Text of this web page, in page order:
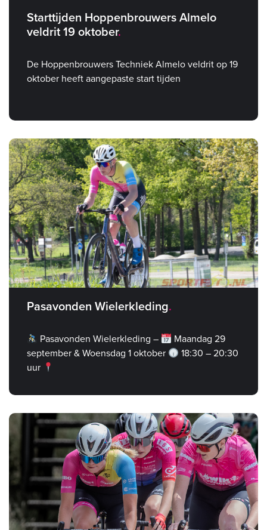
Starttijden Hoppenbrouwers Almelo
veldrit 19 oktober
De Hoppenbrouwers Techniek Almelo veldrit op 19
oktober heeft aangepaste start tijden
Pasavonden Wielerkleding
Pasavonden Wielerkleding –
Maandag 29
september & Woensdag 1 oktober
18:30 – 20:30
uur